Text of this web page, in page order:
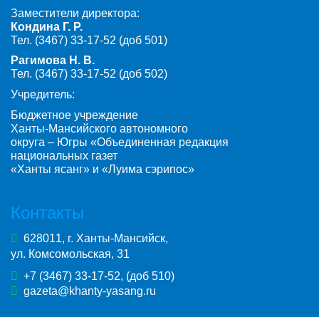
Заместители директора:
Кондина Г. Р.
Тел. (3467) 33-17-52 (доб 501)
Рагимова Н. В.
Тел. (3467) 33-17-52 (доб 502)
Учредитель:
Бюджетное учреждение
Ханты-Мансийского автономного
округа – Югры «Объединенная редакция
национальных газет
«Ханты ясанг» и «Луима сэрипос»
Контакты
628011, г. Ханты-Мансийск,
ул. Комсомольская, 31
+7 (3467) 33-17-52, (доб 510)
gazeta@khanty-yasang.ru